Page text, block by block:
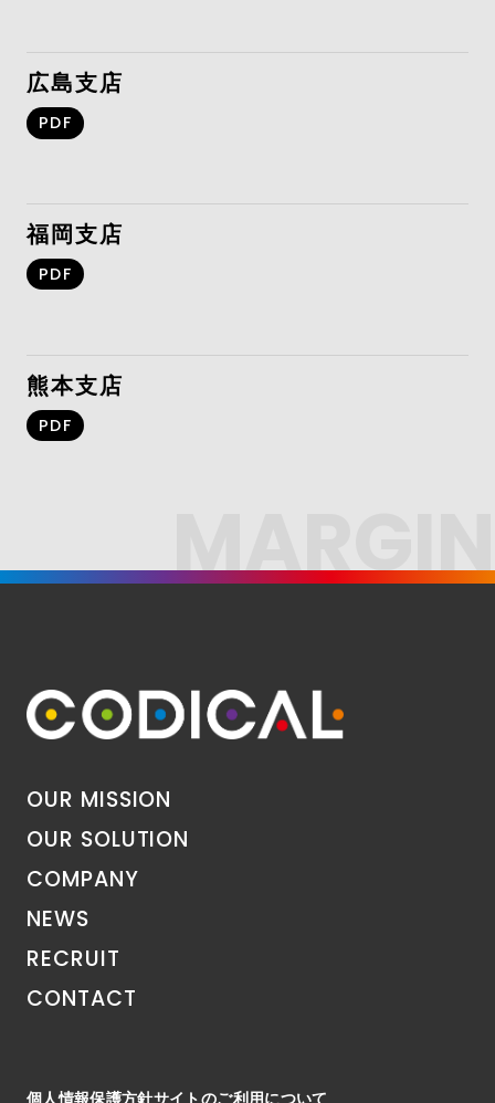
広島支店
PDF
福岡支店
PDF
熊本支店
PDF
MARGIN
OUR MISSION
OUR SOLUTION
COMPANY
NEWS
RECRUIT
CONTACT
個人情報保護方針サイトのご利用について